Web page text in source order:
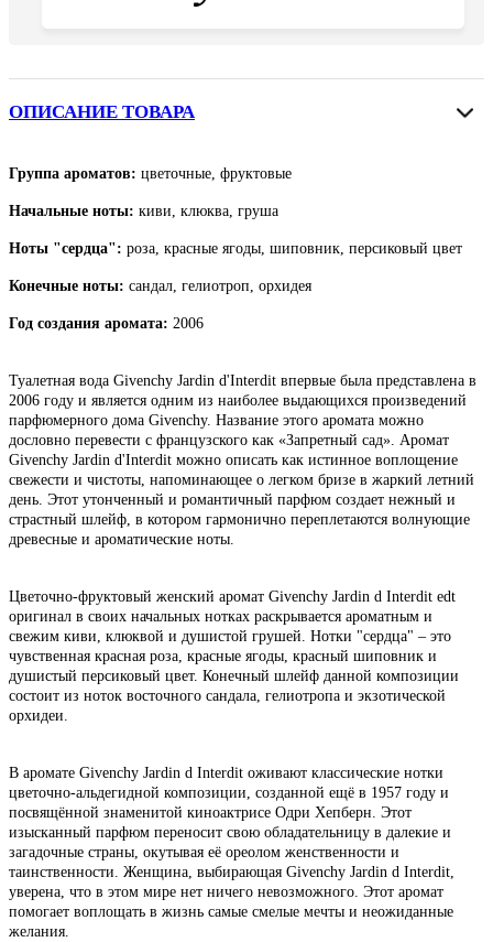
ОПИСАНИЕ ТОВАРА
Группа ароматов: цветочные, фруктовые
Начальные ноты: киви, клюква, груша
Ноты "сердца": роза, красные ягоды, шиповник, персиковый цвет
Конечные ноты: сандал, гелиотроп, орхидея
Год создания аромата: 2006
Туалетная вода Givenchy Jardin d'Interdit впервые была представлена в
2006 году и является одним из наиболее выдающихся произведений
парфюмерного дома Givenchy. Название этого аромата можно
дословно перевести с французского как «Запретный сад». Аромат
Givenchy Jardin d'Interdit можно описать как истинное воплощение
свежести и чистоты, напоминающее о легком бризе в жаркий летний
день. Этот утонченный и романтичный парфюм создает нежный и
страстный шлейф, в котором гармонично переплетаются волнующие
древесные и ароматические ноты.
Цветочно-фруктовый женский аромат Givenchy Jardin d Interdit edt
оригинал в своих начальных нотках раскрывается ароматным и
свежим киви, клюквой и душистой грушей. Нотки "сердца" – это
чувственная красная роза, красные ягоды, красный шиповник и
душистый персиковый цвет. Конечный шлейф данной композиции
состоит из ноток восточного сандала, гелиотропа и экзотической
орхидеи.
В аромате Givenchy Jardin d Interdit оживают классические нотки
цветочно-альдегидной композиции, созданной ещё в 1957 году и
посвящённой знаменитой киноактрисе Одри Хепберн. Этот
изысканный парфюм переносит свою обладательницу в далекие и
загадочные страны, окутывая её ореолом женственности и
таинственности. Женщина, выбирающая Givenchy Jardin d Interdit,
уверена, что в этом мире нет ничего невозможного. Этот аромат
помогает воплощать в жизнь самые смелые мечты и неожиданные
желания.